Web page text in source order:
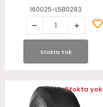
160025-L5B0283
Stokta Yok
Stok:Stokta yok